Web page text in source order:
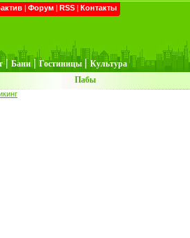
| Форум | RSS | Контакты
| Бани | Гостиницы | Культура
Пабы